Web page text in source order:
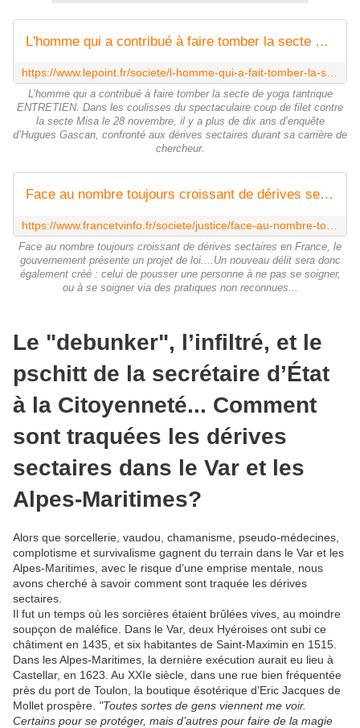
L'homme qui a contribué à faire tomber la secte de yoga tantrique
L’homme qui a contribué à faire tomber la secte de yoga tantrique
ENTRETIEN. Dans les coulisses du spectaculaire coup de filet contre
la secte Misa le 28 novembre, il y a plus de dix ans d’enquête
d’Hugues Gascan, confronté aux dérives sectaires durant sa carrière de
chercheur.
Face au nombre toujours croissant de dérives sectaires en France, le gouvernement présente un projet de loi
Face au nombre toujours croissant de dérives sectaires en France, le
gouvernement présente un projet de loi....Un nouveau délit sera donc
également créé : celui de pousser une personne à ne pas se soigner,
ou à se soigner via des pratiques non reconnues...
Le "debunker", l’infiltré, et le
pschitt de la secrétaire d’État
à la Citoyenneté... Comment
sont traquées les dérives
sectaires dans le Var et les
Alpes-Maritimes?
Alors que sorcellerie, vaudou, chamanisme, pseudo-médecines,
complotisme et survivalisme gagnent du terrain dans le Var et les
Alpes-Maritimes, avec le risque d’une emprise mentale, nous
avons cherché à savoir comment sont traquée les dérives
sectaires.
Il fut un temps où les sorcières étaient brûlées vives, au moindre
soupçon de maléfice. Dans le Var, deux Hyéroises ont subi ce
châtiment en 1435, et six habitantes de Saint-Maximin en 1515.
Dans les Alpes-Maritimes, la dernière exécution aurait eu lieu à
Castellar, en 1623. Au XXIe siècle, dans une rue bien fréquentée
près du port de Toulon, la boutique ésotérique d’Eric Jacques de
Mollet prospère. "Toutes sortes de gens viennent me voir.
Certains pour se protéger, mais d’autres pour faire de la magie